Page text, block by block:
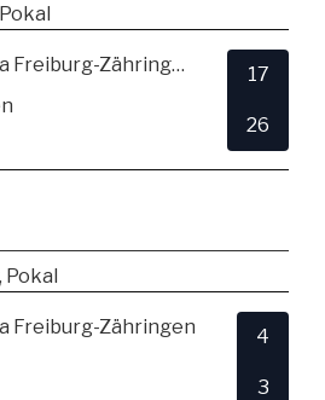
TSV Alemannia Freiburg-Zähringen
17
26
Pokal
Freiburg-Zähringen
4
3